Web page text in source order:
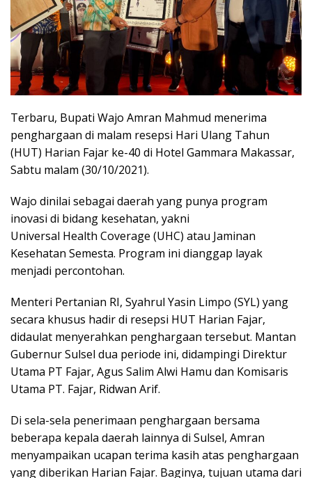
Terbaru, Bupati Wajo Amran Mahmud menerima
penghargaan di malam resepsi Hari Ulang Tahun
(HUT) Harian Fajar ke-40 di Hotel Gammara Makassar,
Sabtu malam (30/10/2021).
Wajo dinilai sebagai daerah yang punya program
inovasi di bidang kesehatan, yakni
Universal Health Coverage (UHC) atau Jaminan
Kesehatan Semesta. Program ini dianggap layak
menjadi percontohan.
Menteri Pertanian RI, Syahrul Yasin Limpo (SYL) yang
secara khusus hadir di resepsi HUT Harian Fajar,
didaulat menyerahkan penghargaan tersebut. Mantan
Gubernur Sulsel dua periode ini, didampingi Direktur
Utama PT Fajar, Agus Salim Alwi Hamu dan Komisaris
Utama PT. Fajar, Ridwan Arif.
Di sela-sela penerimaan penghargaan bersama
beberapa kepala daerah lainnya di Sulsel, Amran
menyampaikan ucapan terima kasih atas penghargaan
yang diberikan Harian Fajar. Baginya, tujuan utama dari